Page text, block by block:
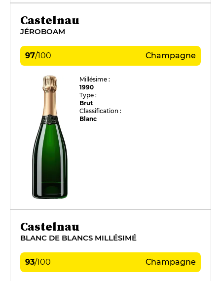
Castelnau
JÉROBOAM
97/100 Champagne
Millésime :
1990
Type :
Brut
Classification :
Blanc
Castelnau
BLANC DE BLANCS MILLÉSIMÉ
93/100 Champagne